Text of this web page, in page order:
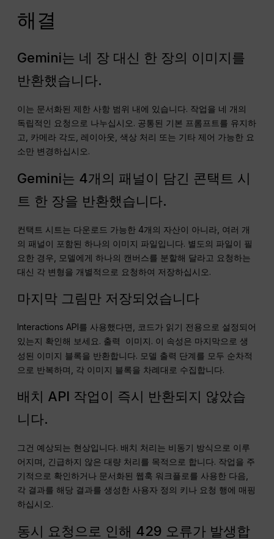
해결
Gemini는 네 장 대신 한 장의 이미지를
반환했습니다.
이는 문서화된 제한 사항 범위 내에 있습니다. 작업을 네 개의
독립적인 요청으로 나누십시오. 공통된 기본 프롬프트를 유지하
고, 카메라 각도, 레이아웃, 색상 처리 또는 기타 제어 가능한 요
소만 변경하십시오.
Gemini는 4개의 패널이 담긴 콘택트 시
트 한 장을 반환했습니다.
컨택트 시트는 다운로드 가능한 4개의 자산이 아니라, 여러 개
의 패널이 포함된 하나의 이미지 파일입니다. 별도의 파일이 필
요한 경우, 모델에게 하나의 캔버스를 분할해 달라고 요청하는
대신 각 변형을 개별적으로 요청하여 저장하십시오.
마지막 그림만 저장되었습니다
Interactions API를 사용했다면, 코드가 읽기 전용으로 설정되어
있는지 확인해 보세요. 출력 이미지. 이 속성은 마지막으로 생
성된 이미지 블록을 반환합니다. 모델 출력 단계를 모두 순차적
으로 반복하며, 각 이미지 블록을 차례대로 수집합니다.
배치 API 작업이 즉시 반환되지 않았습
니다.
그건 예상되는 현상입니다. 배치 처리는 비동기 방식으로 이루
어지며, 긴급하지 않은 대량 처리를 목적으로 합니다. 작업을 주
기적으로 확인하거나 문서화된 웹훅 워크플로를 사용한 다음,
각 결과를 해당 결과를 생성한 사용자 정의 키나 요청 행에 매핑
하십시오.
동시 요청으로 인해 429 오류가 발생합